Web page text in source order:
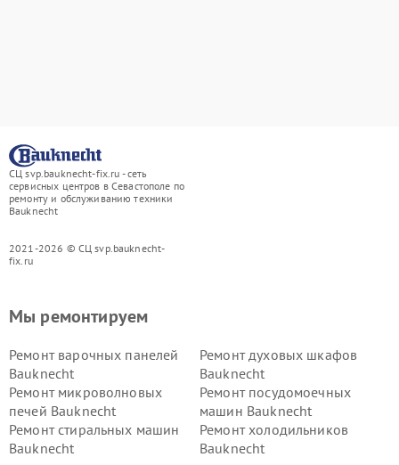
СЦ svp.bauknecht-fix.ru - сеть
сервисных центров в Севастополе по
ремонту и обслуживанию техники
Bauknecht
2021-2026 © СЦ svp.bauknecht-
fix.ru
Мы ремонтируем
Ремонт варочных панелей
Bauknecht
Ремонт духовых шкафов
Bauknecht
Ремонт микроволновых
печей Bauknecht
Ремонт посудомоечных
машин Bauknecht
Ремонт стиральных машин
Bauknecht
Ремонт холодильников
Bauknecht